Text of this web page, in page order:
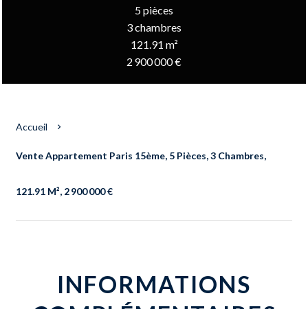
5 pièces
3 chambres
121.91 m²
2 900 000 €
Accueil
Vente Appartement Paris 15ème, 5 Pièces, 3 Chambres,
121.91 M², 2 900 000 €
INFORMATIONS